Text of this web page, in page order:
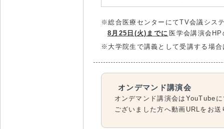
※総合医療センターにてTV会議シス
8月25日(火)までに 医学会講演会
※大学院生で講義として受講する場
オンデマンド講演会
オンデマンド講演会はYouTube
ございました方へ動画URLをお